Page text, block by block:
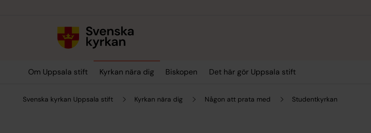
Om Uppsala stift Kyrkan nära dig Biskopen Det här gör Uppsala stift
Svenska kyrkan Uppsala stift Kyrkan nära dig Någon att prata med Studentkyrkan